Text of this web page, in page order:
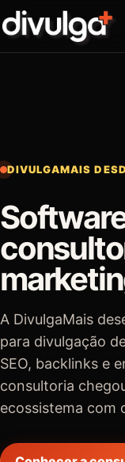
DIVULGAMAIS
A DivulgaMais
para divulgação
SEO, backlinks e
consultoria
ecossistema com